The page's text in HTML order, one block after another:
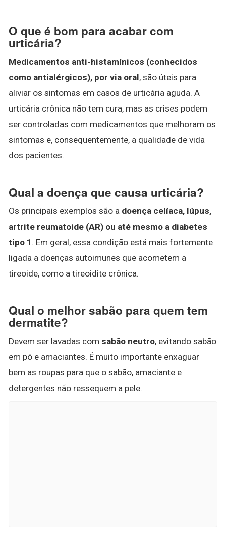
O que é bom para acabar com
urticária?
Medicamentos anti-histamínicos (conhecidos
como antialérgicos), por via oral, são úteis para
aliviar os sintomas em casos de urticária aguda. A
urticária crônica não tem cura, mas as crises podem
ser controladas com medicamentos que melhoram os
sintomas e, consequentemente, a qualidade de vida
dos pacientes.
Qual a doença que causa urticária?
Os principais exemplos são a doença celíaca, lúpus,
artrite reumatoide (AR) ou até mesmo a diabetes
tipo 1 . Em geral, essa condição está mais fortemente
ligada a doenças autoimunes que acometem a
tireoide, como a tireoidite crônica.
Qual o melhor sabão para quem tem
dermatite?
Devem ser lavadas com sabão neutro, evitando sabão
em pó e amaciantes. É muito importante enxaguar
bem as roupas para que o sabão, amaciante e
detergentes não ressequem a pele.